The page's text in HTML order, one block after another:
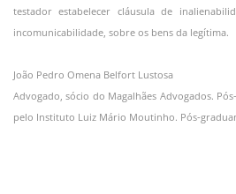
testador estabelecer cláusula de
incomunicabilidade, sobre os bens da legítima.
João Pedro Omena Belfort Lustosa
Advogado, sócio do Magalhães Advogados.
pelo Instituto Luiz Mário Moutinho. Pós-